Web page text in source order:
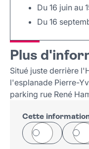
Du 16 juin au
Du 16
+
−
Plus
Situé juste derrière
l'esplanade Pierre-
parking rue René
Cette
Oui